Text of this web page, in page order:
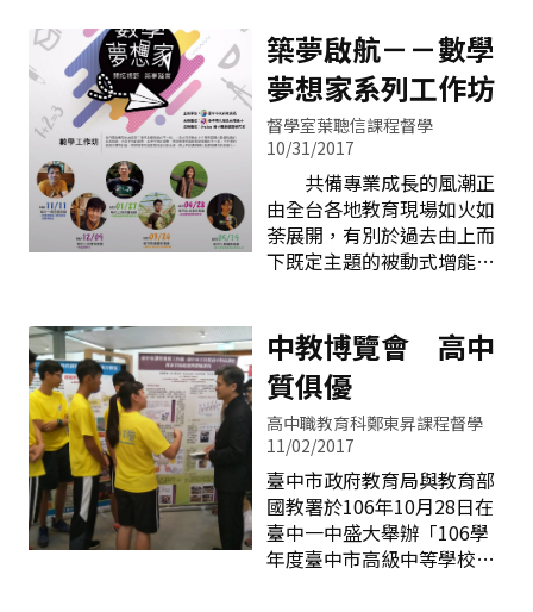
鼓陣、楓樹腳的特技單車表
演及帶有歷史色彩之孔明借
東風的劇場演出、私立磊川
華德福實驗教育學校帶來充
滿華德福風格的音樂劇演
出。另透過11月4日至10日
各實驗教育單位之海報說明
展示，可以呈現各實驗教育
單位的辦學理念及特色。
實驗教育自實驗教育三
面，臺中市有辦理創新混齡
教育的中坑
新教學、適性輔導，樹立優
質教學典範，以提升教師教
學績效及提高教學品質；且
於93年開辦「校長領導卓越
獎」，鼓勵校長專業領導、
創新經營，樹立優質學校經
營典範，以提升學校辦學績
效。 106年度校長領導暨教
學卓越獎獲獎團隊業於9月8
日頒獎典禮公布，謹訂於12
中辦理中區論壇。本論壇由
光德國中承辦，將邀請學者
專家擔任主持人（引言
人），並邀請永春國小林峻
堅校長以及臺中一中、大甲
國中、龍海國小、臺南市博
愛國小附幼等獲獎教學團隊
進行校長領導暨教學卓越方
案分享。 臺中市西屯區上石
國民小學林峻堅校長（106
築夢啟航－－數學
夢想家系列工作坊
督學室葉聰信課程督學
10/31/2017
共備專業成長的風潮正
由全台各地教育現場如火如
荼展開，有別於過去由上而
下既定主題的被動式增能，
之概念，從許多「網紅素人
名師」的身上，不僅看到了
領導者無私奉獻的熱情，更
令人感動的是參與的教師們
那股「求知若飢」（Stay
hungry）的原動力，這也呼
應了12年國教新課綱「自
發、互動、共好」的核心理
念。例如本市鍾昌宏課督的
SCI－Flipper、中港高中彭
中教博覽會 高中
質俱優
高中職教育科鄭東昇課程督學
11/02/2017
臺中市政府教育局與教育部
國教署於106年10月28日在
臺中一中盛大舉辦「106學
年度臺中市高級中等學校教